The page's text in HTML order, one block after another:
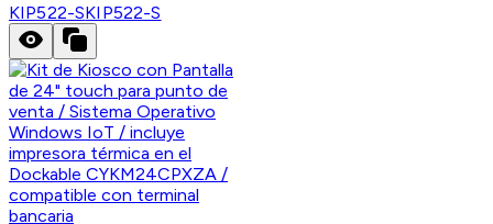
KIP522-SKIP522-S